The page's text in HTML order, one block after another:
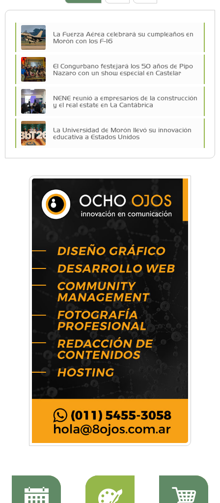
La Fuerza Aérea celebrará su cumpleaños en
Morón con los F-16
El Congurbano festejará los 50 años de Pipo
Nazaro con un show especial en Castelar
NENE reunió a empresarios de la construcción
y el real estate en La Cantábrica
La Universidad de Morón llevó su innovación
educativa a Estados Unidos
La primera vez que Eva Perón voló en avión lo
hizo desde Morón
Mariana Croce: "Hoy las empresas necesitan
un asesoramiento integral para crecer con
Música, teatro, yoga, danza y mucho más:
Conocé todos los talleres para aprender y
disfrutar en la Zona Oeste